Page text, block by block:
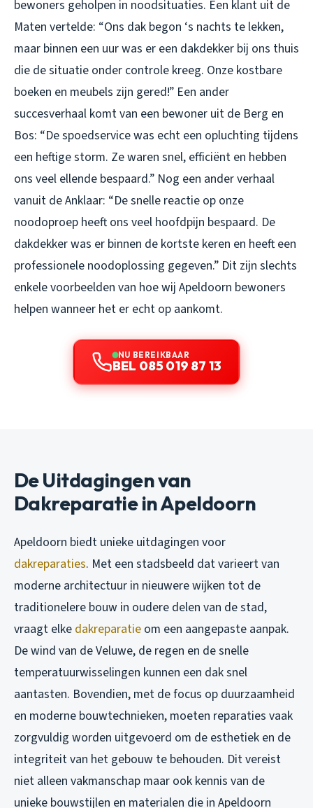
bewoners geholpen in noodsituaties. Een klant uit de
Maten vertelde: “Ons dak begon ‘s nachts te lekken,
maar binnen een uur was er een dakdekker bij ons thuis
die de situatie onder controle kreeg. Onze kostbare
boeken en meubels zijn gered!” Een ander
succesverhaal komt van een bewoner uit de Berg en
Bos: “De spoedservice was echt een opluchting tijdens
een heftige storm. Ze waren snel, efficiënt en hebben
ons veel ellende bespaard.” Nog een ander verhaal
vanuit de Anklaar: “De snelle reactie op onze
noodoproep heeft ons veel hoofdpijn bespaard. De
dakdekker was er binnen de kortste keren en heeft een
professionele noodoplossing gegeven.” Dit zijn slechts
enkele voorbeelden van hoe wij Apeldoorn bewoners
helpen wanneer het er echt op aankomt.
NU BEREIKBAAR
BEL 085 019 87 13
De Uitdagingen van
Dakreparatie in Apeldoorn
Apeldoorn biedt unieke uitdagingen voor
dakreparaties. Met een stadsbeeld dat varieert van
moderne architectuur in nieuwere wijken tot de
traditionelere bouw in oudere delen van de stad,
vraagt elke dakreparatie om een aangepaste aanpak.
De wind van de Veluwe, de regen en de snelle
temperatuurwisselingen kunnen een dak snel
aantasten. Bovendien, met de focus op duurzaamheid
en moderne bouwtechnieken, moeten reparaties vaak
zorgvuldig worden uitgevoerd om de esthetiek en de
integriteit van het gebouw te behouden. Dit vereist
niet alleen vakmanschap maar ook kennis van de
unieke bouwstijlen en materialen die in Apeldoorn